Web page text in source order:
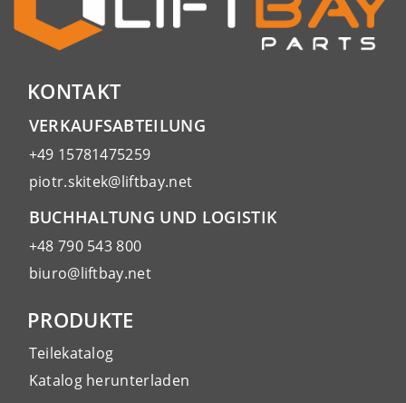
KONTAKT
VERKAUFSABTEILUNG
+49 15781475259
piotr.skitek@liftbay.net
BUCHHALTUNG UND LOGISTIK
+48 790 543 800
biuro@liftbay.net
PRODUKTE
Teilekatalog
Katalog herunterladen